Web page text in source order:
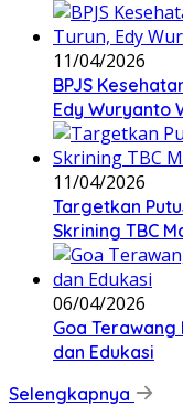
11/04/2026
BPJS
Edy Wuryanto
11/04/2026
‎Targetkan
Skrining TBC
06/04/2026
Goa Terawang
dan Edukasi
Selengkapnya